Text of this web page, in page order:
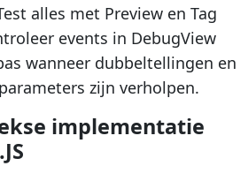
alles met Preview en Tag
events in DebugView
wanneer dubbeltellingen en
zijn verholpen.
implementatie